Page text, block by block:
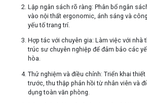
Lập ngân sách rõ ràng: Phân bổ ngân
vào nội thất ergonomic, ánh sáng và
yếu tố trang trí.
Hợp tác với chuyên gia: Làm việc với nhà
trúc sư chuyên nghiệp để đảm bảo các
hòa.
Thử nghiệm và điều chỉnh: Triển khai
trước, thu thập phản hồi từ nhân viên và
dụng toàn văn phòng.